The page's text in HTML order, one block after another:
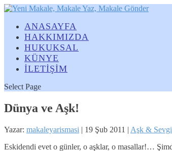
ANASAYFA
HAKKIMIZDA
HUKUKSAL
KÜNYE
İLETİŞİM
Select Page
Dünya ve Aşk!
Yazar: makaleyarismasi | 19 Şub 2011 | Aşk & Sevgi
Eskidendi evet o günler, o aşklar, o masallar!…